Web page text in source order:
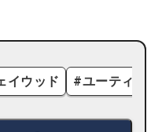
イウッド #ユーティリ